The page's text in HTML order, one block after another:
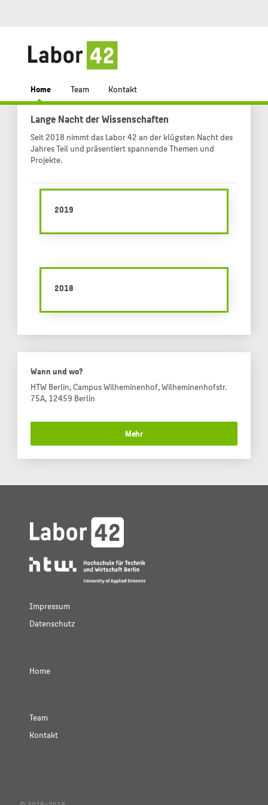
Home Team Kontakt
Lange Nacht der Wissenschaften
Seit 2018 nimmt das Labor 42 an der klügsten Nacht des
Jahres Teil und präsentiert spannende Themen und
Projekte.
2019
2018
Wann und wo?
HTW Berlin, Campus Wilheminenhof, Wilheminenhofstr.
75A, 12459 Berlin
Mehr
Impressum
Datenschutz
Home
Team
Kontakt